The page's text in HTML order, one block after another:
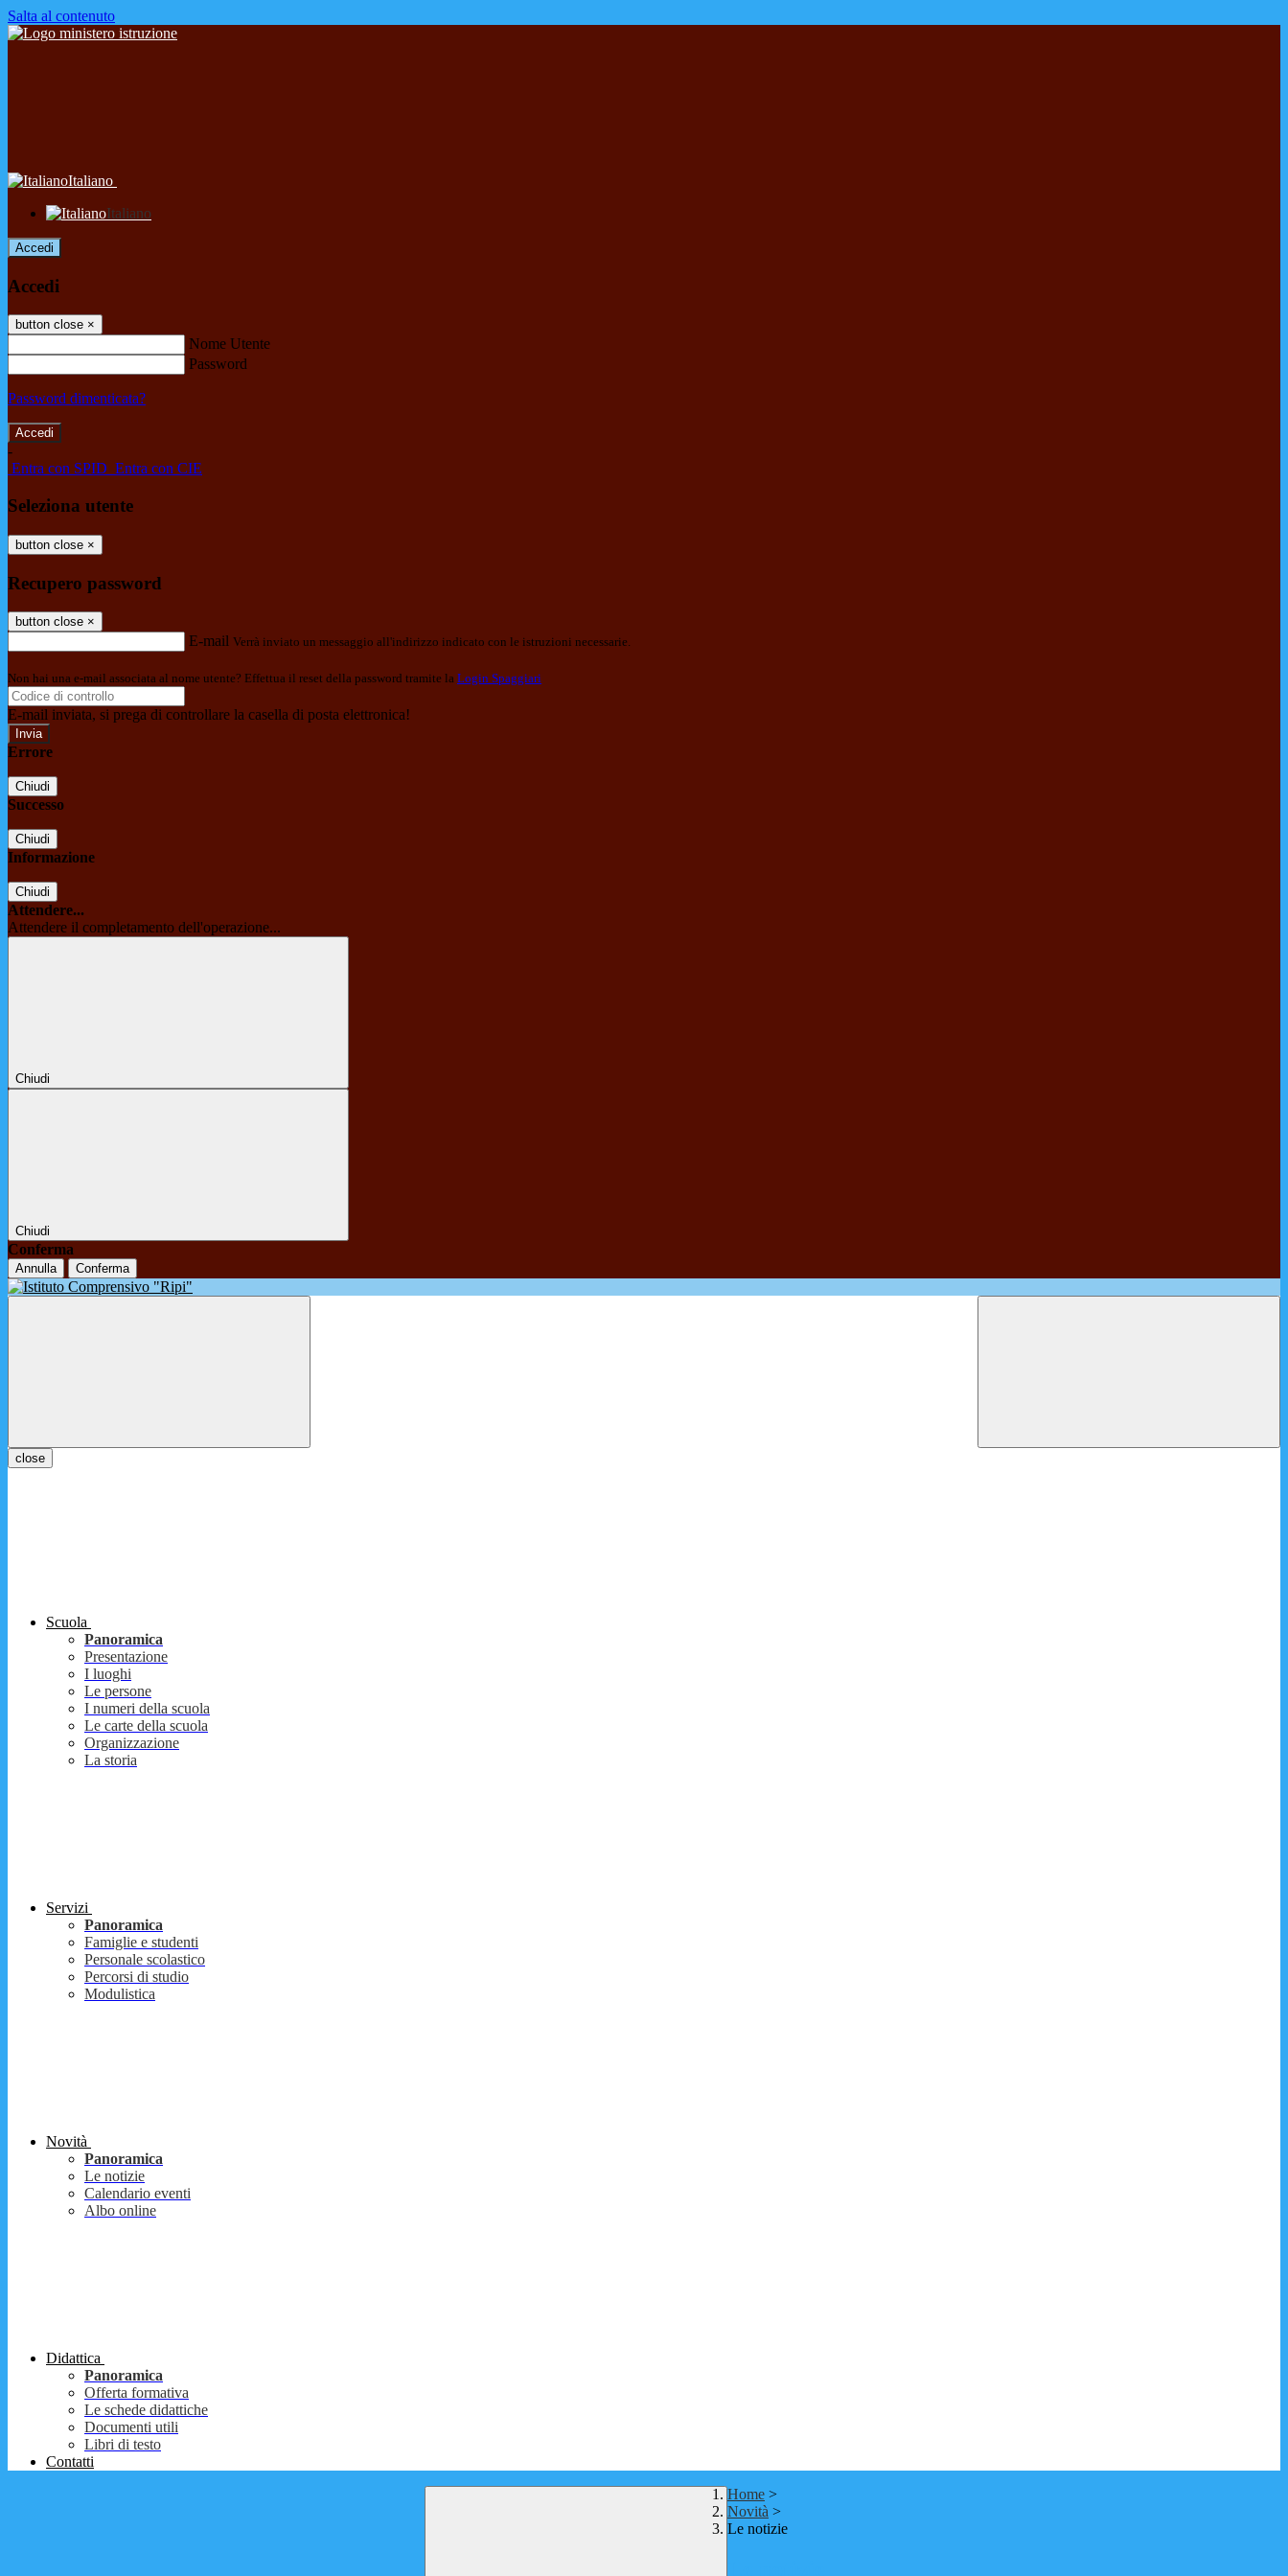
Salta al contenuto
Italiano
Italiano
Accedi
Accedi
button close ×
Nome Utente
Password
Password dimenticata?
-
Entra con SPID Entra con CIE
Seleziona utente
button close ×
Recupero password
button close ×
E-mail Verrà inviato un messaggio all'indirizzo indicato con le istruzioni necessarie.
Non hai una e-mail associata al nome utente? Effettua il reset della password tramite la Login Spaggiari
E-mail inviata, si prega di controllare la casella di posta elettronica!
Errore
Chiudi
Successo
Chiudi
Informazione
Chiudi
Attendere...
Attendere il completamento dell'operazione...
Chiudi
Chiudi
Conferma
Annulla Conferma
close
Scuola
Panoramica
Presentazione
I luoghi
Le persone
I numeri della scuola
Le carte della scuola
Organizzazione
La storia
Servizi
Panoramica
Famiglie e studenti
Personale scolastico
Percorsi di studio
Modulistica
Novità
Panoramica
Le notizie
Calendario eventi
Albo online
Didattica
Panoramica
Offerta formativa
Le schede didattiche
Documenti utili
Libri di testo
Contatti
Home >
Novità >
Le notizie